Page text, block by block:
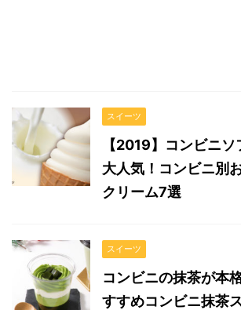
スイーツ
【2019】コンビニ
大人気！コンビニ別
クリーム7選
スイーツ
コンビニの抹茶が本
すすめコンビニ抹茶